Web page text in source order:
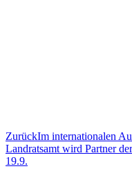
ZurückIm internationalen
Landratsamt wird Partner
19.9.